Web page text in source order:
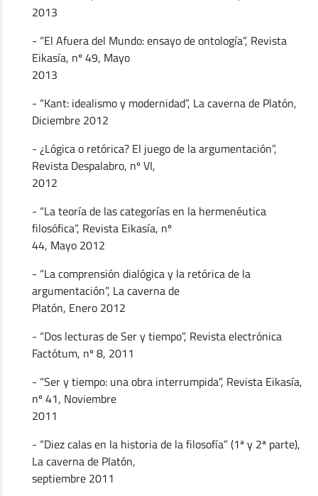
2013
- “El Afuera del Mundo: ensayo de ontología”, Revista
Eikasía, nº 49, Mayo
2013
- “Kant: idealismo y modernidad”, La caverna de Platón,
Diciembre 2012
- ¿Lógica o retórica? El juego de la argumentación”,
Revista Despalabro, nº VI,
2012
- “La teoría de las categorías en la hermenéutica
filosófica”, Revista Eikasía, nº
44, Mayo 2012
- “La comprensión dialógica y la retórica de la
argumentación”, La caverna de
Platón, Enero 2012
- “Dos lecturas de Ser y tiempo”, Revista electrónica
Factótum, nº 8, 2011
- “Ser y tiempo: una obra interrumpida”, Revista Eikasía,
nº 41, Noviembre
2011
- “Diez calas en la historia de la filosofía” (1ª y 2ª parte),
La caverna de Platón,
septiembre 2011